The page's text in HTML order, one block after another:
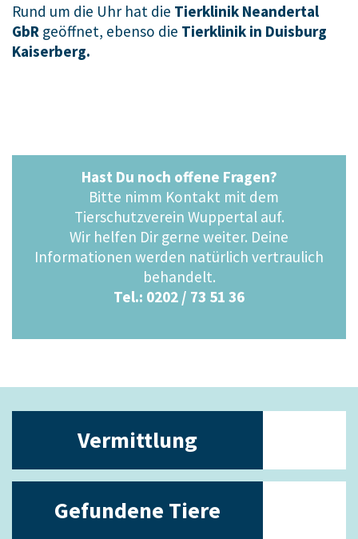
Rund um die Uhr hat die Tierklinik Neandertal
GbR geöffnet, ebenso die Tierklinik in Duisburg
Kaiserberg.
Hast Du noch offene Fragen?
Bitte nimm Kontakt mit dem
Tierschutzverein Wuppertal auf.
Wir helfen Dir gerne weiter. Deine
Informationen werden natürlich vertraulich
behandelt.
Tel.: 0202 / 73 51 36
Vermittlung
Gefundene Tiere